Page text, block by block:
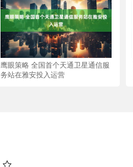
鹰眼策略 全国首个天通卫星通信服
务站在雅安投入运营